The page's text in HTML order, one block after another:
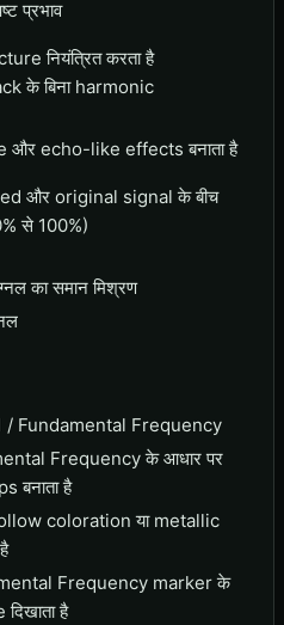
प्रभाव
नियंत्रित करता है
के बिना harmonic
और echo-like effects बनाता है
और original signal के बीच
से 100%)
का समान मिश्रण
/ Fundamental Frequency
Frequency के आधार पर
बनाता है
coloration या metallic
Frequency marker के
है